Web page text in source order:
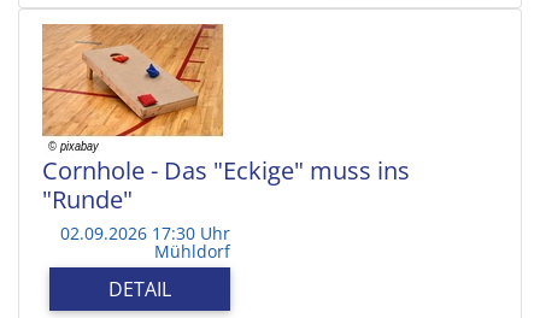
Cornhole - Das "Eckige" muss ins
"Runde"
02.09.2026 17:30 Uhr
Mühldorf
DETAIL